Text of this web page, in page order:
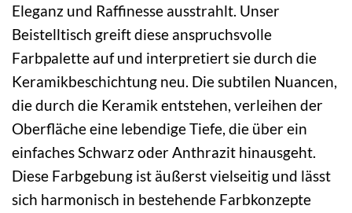
Eleganz und Raffinesse ausstrahlt. Unser
Beistelltisch greift diese anspruchsvolle
Farbpalette auf und interpretiert sie durch die
Keramikbeschichtung neu. Die subtilen Nuancen,
die durch die Keramik entstehen, verleihen der
Oberfläche eine lebendige Tiefe, die über ein
einfaches Schwarz oder Anthrazit hinausgeht.
Diese Farbgebung ist äußerst vielseitig und lässt
sich harmonisch in bestehende Farbkonzepte